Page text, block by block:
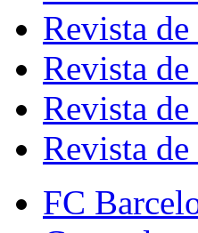
Revista
Revista
Revista
Revista
FC